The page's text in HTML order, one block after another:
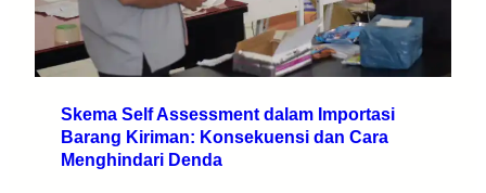
Skema Self Assessment dalam Importasi
Barang Kiriman: Konsekuensi dan Cara
Menghindari Denda